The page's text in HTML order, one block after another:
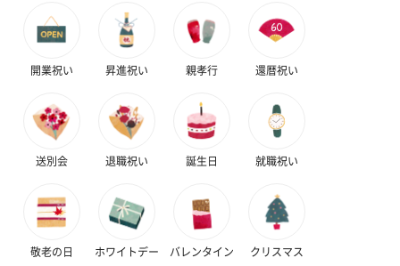
開業祝い 昇進祝い 親孝行 還暦祝い
送別会 退職祝い 誕生日 就職祝い
敬老の日 ホワイトデー バレンタイン クリスマス